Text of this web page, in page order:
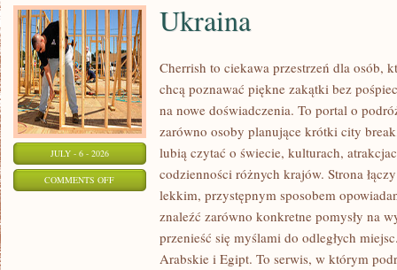
JULY - 6 - 2026
COMMENTS OFFON
Ukraina
Cherrish to ciekawa przestrzeń dla osób,
chcą poznawać piękne zakątki bez
na nowe doświadczenia. To portal o
zarówno osoby planujące krótki city
lubią czytać o świecie, kulturach,
codzienności różnych krajów. Strona
lekkim, przystępnym sposobem
znaleźć zarówno konkretne pomysły na
przenieść się myślami do odległych
Arabskie i Egipt. To serwis, w którym